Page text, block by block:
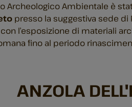
Archeologico Ambientale è
presso la suggestiva sede di
l’esposizione di materiali
fino al periodo
ANZOLA